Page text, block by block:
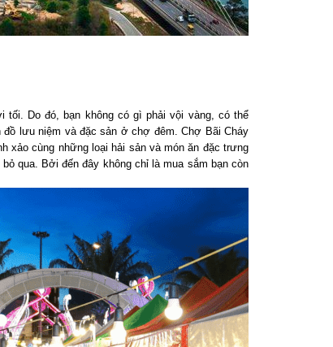
Do đó, bạn không có gì phải vội vàng, có thể
lưu niệm và đặc sản ở chợ đêm. Chợ Bãi Cháy
xảo cùng những loại hải sản và món ăn đặc trưng
qua. Bởi đến đây không chỉ là mua sắm bạn còn